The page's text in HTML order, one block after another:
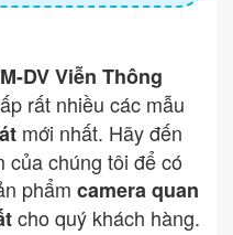
DV Viễn Thông
rất nhiều các mẫu
mới nhất. Hãy đến
của chúng tôi để có
phẩm camera quan
cho quý khách hàng.